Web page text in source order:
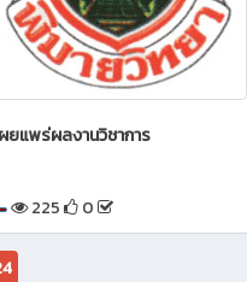
ยแพร่ผลงานวิชาการ
225 0